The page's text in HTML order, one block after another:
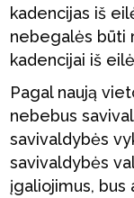
kadencijas iš
nebegalės būti
kadencijai iš
Pagal naują
nebebus
savivaldybės
savivaldybės
įgaliojimus, bus